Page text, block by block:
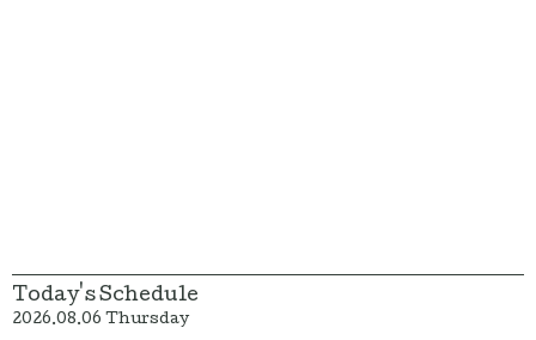
Today's Schedule
2026.08.06 Thursday